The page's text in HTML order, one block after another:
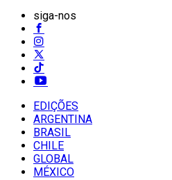
siga-nos
EDIÇÕES
ARGENTINA
BRASIL
CHILE
GLOBAL
MÉXICO